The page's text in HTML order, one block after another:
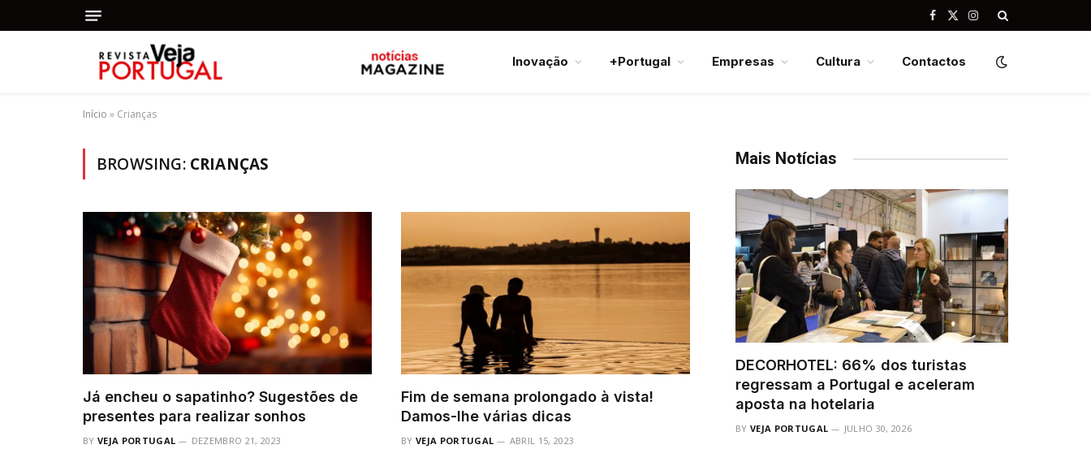
Facebook
X
Instagram
Inovação +Portugal Empresas Cultura Contactos
Início » Crianças
BROWSING: CRIANÇAS
Já encheu o sapatinho? Sugestões de
presentes para realizar sonhos
BY VEJA PORTUGAL DEZEMBRO 21, 2023
Fim de semana prolongado à vista!
Damos-lhe várias dicas
BY VEJA PORTUGAL ABRIL 15, 2023
Mais Notícias
DECORHOTEL: 66% dos turistas
regressam a Portugal e aceleram
aposta na hotelaria
BY VEJA PORTUGAL JULHO 30, 2026